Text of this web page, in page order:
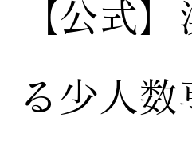
【公式】
る少人数